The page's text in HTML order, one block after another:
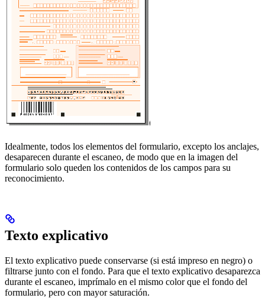
Idealmente, todos los elementos del formulario, excepto los anclajes,
desaparecen durante el escaneo, de modo que en la imagen del
formulario solo queden los contenidos de los campos para su
reconocimiento.
Texto explicativo
El texto explicativo puede conservarse (si está impreso en negro) o
filtrarse junto con el fondo. Para que el texto explicativo desaparezca
durante el escaneo, imprímalo en el mismo color que el fondo del
formulario, pero con mayor saturación.